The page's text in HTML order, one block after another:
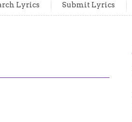
Lyrics Submit Lyrics